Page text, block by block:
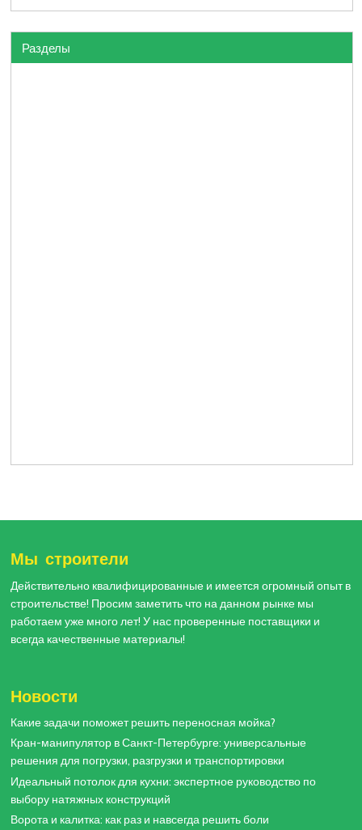
Разделы
Мы строители
Действительно квалифицированные и имеется огромный опыт в
строительстве! Просим заметить что на данном рынке мы
работаем уже много лет! У нас проверенные поставщики и
всегда качественные материалы!
Новости
Какие задачи поможет решить переносная мойка?
Кран-манипулятор в Санкт-Петербурге: универсальные
решения для погрузки, разгрузки и транспортировки
Идеальный потолок для кухни: экспертное руководство по
выбору натяжных конструкций
Ворота и калитка: как раз и навсегда решить боли